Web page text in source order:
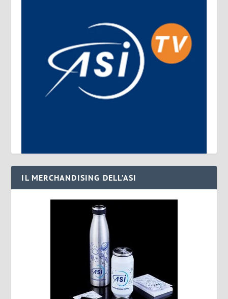
IL MERCHANDISING DELL’ASI